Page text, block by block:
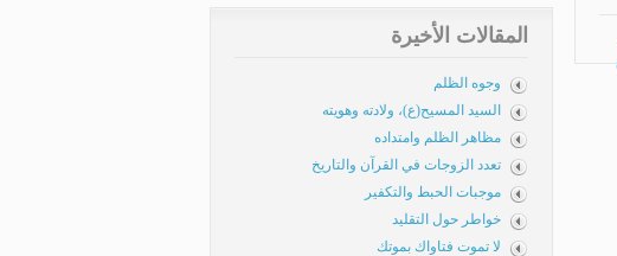
المقالات الأخيرة
وجوه الظلم
السيد المسيح(ع)، ولادته وهويته
مظاهر الظلم وامتداده
تعدد الزوجات في القرآن والتاريخ
موجبات الحبط والتكفير
خواطر حول التقليد
لا تموت فتاواك بموتك